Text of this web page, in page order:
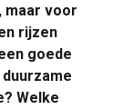
maar voor
rijzen
goede
Welke